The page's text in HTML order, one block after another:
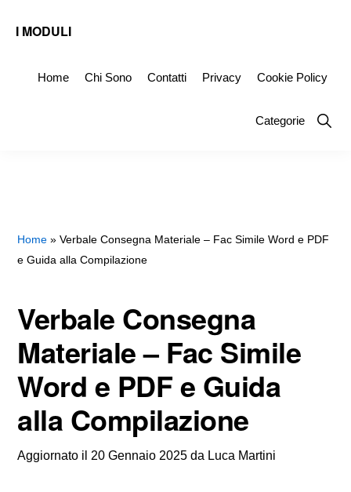
I MODULI
SimileHome Chi Sono Contatti Privacy Cookie Policy
Categorie
Show
Home »Verbale Consegna Materiale – Fac Simile Word e PDF
e Guida alla Compilazione
Verbale Consegna
Materiale – Fac Simile
Word e PDF e Guida
alla Compilazione
Aggiornato il 20 Gennaio 2025 da Luca Martini